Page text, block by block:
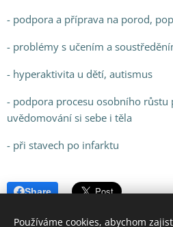
- podpora a příprava na porod,
- problémy s učením a
- hyperaktivita u dětí, autismus
- podpora procesu osobního růstu
uvědomování si sebe i těla
- při stavech po infarktu
Share
Používáme cookies, abychom